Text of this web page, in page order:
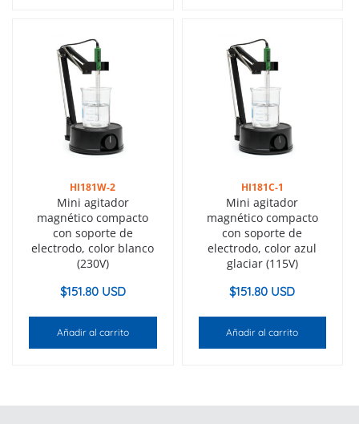
HI181W-2
Mini agitador
magnético compacto
con soporte de
electrodo, color blanco
(230V)
$151.80 USD
Añadir al carrito
HI181C-1
Mini agitador
magnético compacto
con soporte de
electrodo, color azul
glaciar (115V)
$151.80 USD
Añadir al carrito